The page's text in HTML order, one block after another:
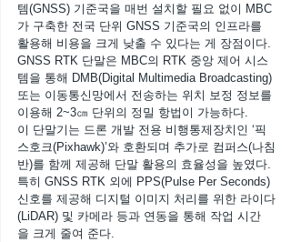
템(GNSS) 기준국을 매번 설치할 필요 없이 MBC
가 구축한 전국 단위 GNSS 기준국의 인프라를
활용해 비용을 크게 낮출 수 있다는 게 장점이다.
GNSS RTK 단말은 MBC의 RTK 중앙 제어 시스
템을 통해 DMB(Digital Multimedia Broadcasting)
또는 이동통신망에서 전송하는 위치 보정 정보를
이용해 2~3㎝ 단위의 정밀 항법이 가능하다.
이 단말기는 드론 개발 전용 비행통제장치인 ‘픽
스호크(Pixhawk)’와 호환되며 추가로 컴퍼스(나침
반)를 함께 제공해 단말 활용의 효율성을 높였다.
특히 GNSS RTK 외에 PPS(Pulse Per Seconds)
신호를 제공해 디지털 이미지 처리를 위한 라이다
(LiDAR) 및 카메라 등과 연동을 통해 작업 시간
을 크게 줄여 준다.